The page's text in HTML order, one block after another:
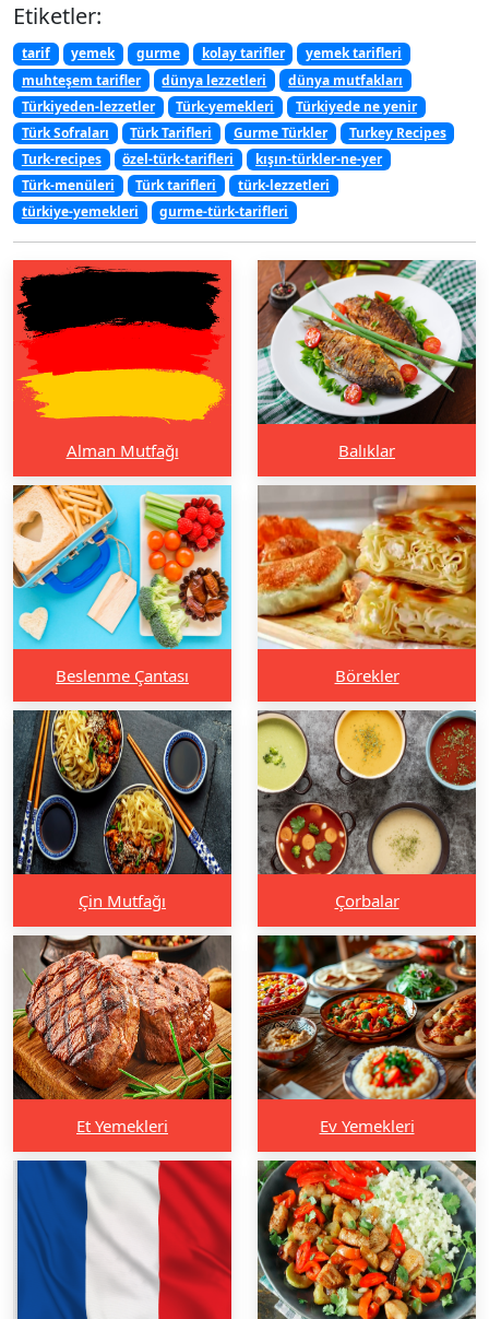
Etiketler:
tarif yemek gurme kolay tarifler
yemek tarifleri
muhteşem tarifler
dünya lezzetleri
dünya mutfakları
Türkiyeden-lezzetler
Türk-yemekleri
Türkiyede ne yenir
Türk Sofraları
Türk Tarifleri Gurme Türkler
Turkey Recipes
Turk-recipes
özel-türk-tarifleri
kışın-türkler-ne-yer
Türk-menüleri
Türk tarifleri
türk-lezzetleri
türkiye-yemekleri
gurme-türk-tarifleri
Alman Mutfağı Balıklar
Beslenme Çantası Börekler
Çin Mutfağı Çorbalar
Et Yemekleri Ev Yemekleri